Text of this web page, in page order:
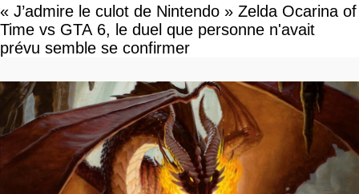
« J’admire le culot de Nintendo » Zelda Ocarina of
Time vs GTA 6, le duel que personne n'avait
prévu semble se confirmer